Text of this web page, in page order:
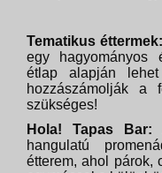
Tematikus éttermek:
egy hagyományos
étlap alapján
hozzászámolják a
szükséges!
Hola! Tapas Bar:
hangulatú
étterem, ahol párok,